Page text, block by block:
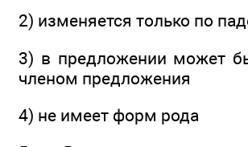
2) изменяется только по
3) в предложении может
членом предложения
4) не имеет форм рода